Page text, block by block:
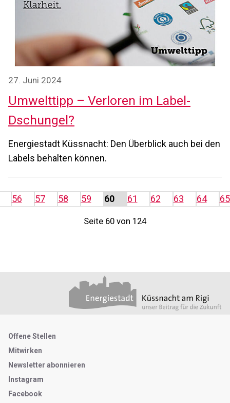
27. Juni 2024
Umwelttipp – Verloren im Label-
Dschungel?
Energiestadt Küssnacht: Den Überblick auch bei den
Labels behalten können.
56 57 58 59 60 61 62 63 64 65
Seite 60 von 124
Metanavigation
Offene Stellen
Mitwirken
Newsletter abonnieren
Instagram
Facebook